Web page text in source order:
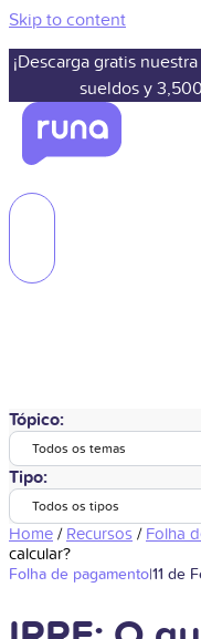
Skip to content
¡Descarga gratis
sueldos y
Tópico:
Todos os temas
Tipo:
Todos os tipos
Home / Recursos / Folha
calcular?
Folha de pagamento|11 de